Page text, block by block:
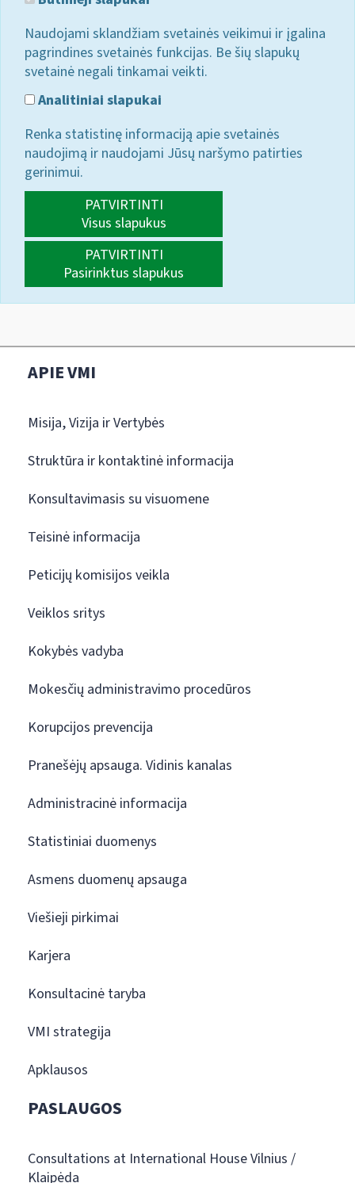
Naudojami sklandžiam svetainės veikimui ir įgalina
pagrindines svetainės funkcijas. Be šių slapukų
svetainė negali tinkamai veikti.
Analitiniai slapukai
Renka statistinę informaciją apie svetainės
naudojimą ir naudojami Jūsų naršymo patirties
gerinimui.
PATVIRTINTI
Visus slapukus
PATVIRTINTI
Pasirinktus slapukus
APIE VMI
Misija, Vizija ir Vertybės
Struktūra ir kontaktinė informacija
Konsultavimasis su visuomene
Teisinė informacija
Peticijų komisijos veikla
Veiklos sritys
Kokybės vadyba
Mokesčių administravimo procedūros
Korupcijos prevencija
Pranešėjų apsauga. Vidinis kanalas
Administracinė informacija
Statistiniai duomenys
Asmens duomenų apsauga
Viešieji pirkimai
Karjera
Konsultacinė taryba
VMI strategija
Apklausos
PASLAUGOS
Consultations at International House Vilnius /
Klaipėda